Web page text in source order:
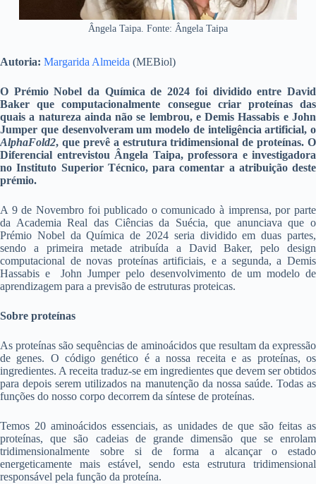
Ângela Taipa. Fonte: Ângela Taipa
Autoria: Margarida Almeida (MEBiol)
O Prémio Nobel da Química de 2024 foi dividido entre David
Baker que computacionalmente consegue criar proteínas das
quais a natureza ainda não se lembrou, e Demis Hassabis e John
Jumper que desenvolveram um modelo de inteligência artificial, o
AlphaFold2, que prevê a estrutura tridimensional de proteínas. O
Diferencial entrevistou Ângela Taipa, professora e investigadora
no Instituto Superior Técnico, para comentar a atribuição deste
prémio.
A 9 de Novembro foi publicado o comunicado à imprensa, por parte
da Academia Real das Ciências da Suécia, que anunciava que o
Prémio Nobel da Química de 2024 seria dividido em duas partes,
sendo a primeira metade atribuída a David Baker, pelo design
computacional de novas proteínas artificiais, e a segunda, a Demis
Hassabis e John Jumper pelo desenvolvimento de um modelo de
aprendizagem para a previsão de estruturas proteicas.
Sobre proteínas
As proteínas são sequências de aminoácidos que resultam da expressão
de genes. O código genético é a nossa receita e as proteínas, os
ingredientes. A receita traduz-se em ingredientes que devem ser obtidos
para depois serem utilizados na manutenção da nossa saúde. Todas as
funções do nosso corpo decorrem da síntese de proteínas.
Temos 20 aminoácidos essenciais, as unidades de que são feitas as
proteínas, que são cadeias de grande dimensão que se enrolam
tridimensionalmente sobre si de forma a alcançar o estado
energeticamente mais estável, sendo esta estrutura tridimensional
responsável pela função da proteína.